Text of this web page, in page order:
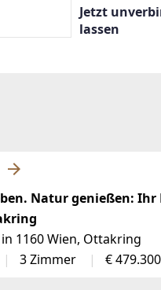
Jetzt
lassen
Natur genießen: Ihr
1160 Wien, Ottakring
3 Zimmer € 479.300